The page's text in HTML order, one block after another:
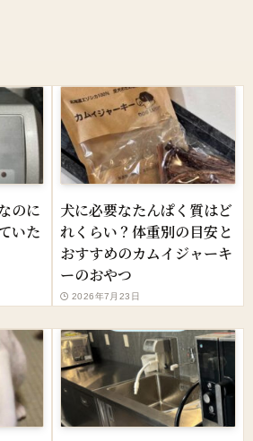
のに
いた
犬に必要なたんぱく質はど
れくらい？体重別の目安と
おすすめのカムイジャーキ
ーのおやつ
2026年7月23日